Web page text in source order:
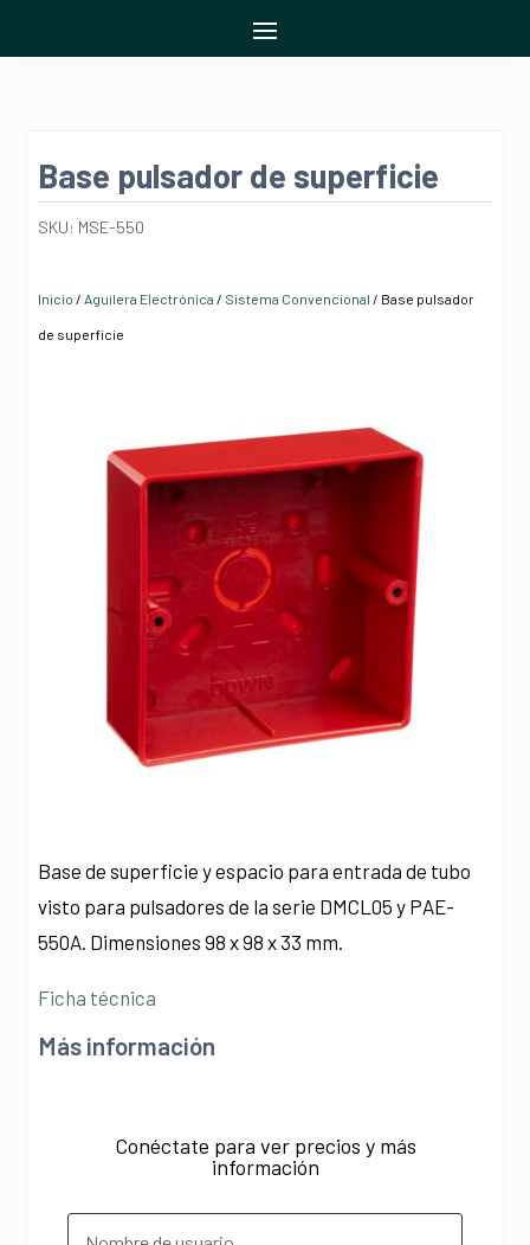
Base pulsador de superficie
SKU: MSE-550
Inicio /Aguilera Electrónica / Sistema Convencional / Base pulsador
de superficie
Base de superficie y espacio para entrada de tubo
visto para pulsadores de la serie DMCL05 y PAE-
550A. Dimensiones 98 x 98 x 33 mm.
Ficha técnica
Más información
Conéctate para ver precios y más
información